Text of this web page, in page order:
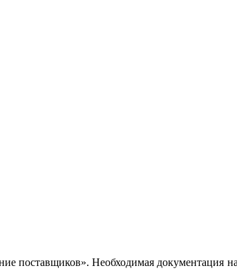
поставщиков».Необходимая документация